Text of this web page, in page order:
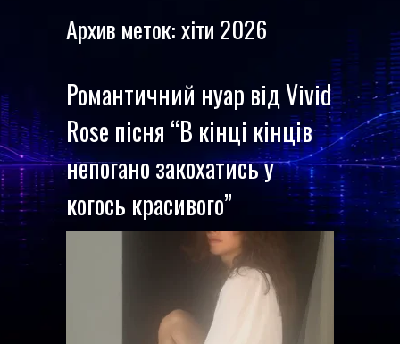
Архив меток:хіти 2026
Романтичний нуар від Vivid
Rose пісня “В кінці кінців
непогано закохатись у
когось красивого”